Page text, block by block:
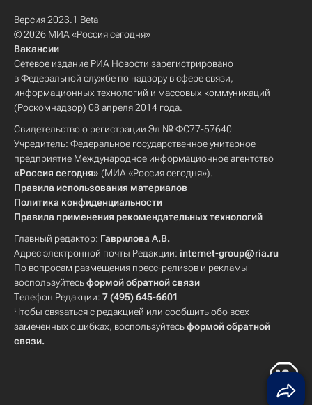
Версия 2023.1 Beta
© 2026 МИА «Россия сегодня»
Вакансии
Сетевое издание РИА Новости зарегистрировано
в Федеральной службе по надзору в сфере связи,
информационных технологий и массовых коммуникаций
(Роскомнадзор) 08 апреля 2014 года.
Свидетельство о регистрации Эл № ФС77-57640
Учредитель: Федеральное государственное унитарное
предприятие Международное информационное агентство
«Россия сегодня» (МИА «Россия сегодня»).
Правила использования материалов
Политика конфиденциальности
Правила применения рекомендательных технологий
Главный редактор: Гаврилова А.В.
Адрес электронной почты Редакции: internet-group@ria.ru
По вопросам размещения пресс-релизов и рекламы
воспользуйтесьформой обратной связи
Телефон Редакции: 7 (495) 645-6601
Чтобы связаться с редакцией или сообщить обо всех
замеченных ошибках, воспользуйтесьформой обратной
связи.